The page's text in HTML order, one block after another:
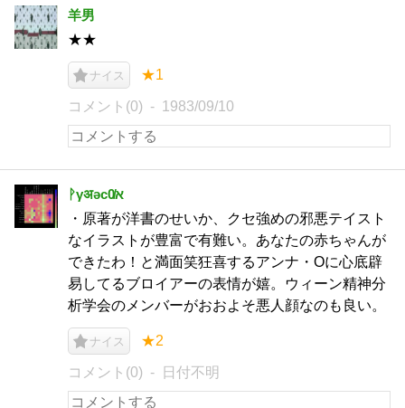
羊男
★★
ナイス ★1
コメント(0) 1983/09/10
ᚹγअәc0̸א
・原著が洋書のせいか、クセ強めの邪悪テイスト
なイラストが豊富で有難い。あなたの赤ちゃんが
できたわ！と満面笑狂喜するアンナ・Oに心底辟
易してるブロイアーの表情が嬉。ウィーン精神分
析学会のメンバーがおおよそ悪人顔なのも良い。
ナイス ★2
コメント(0) 日付不明